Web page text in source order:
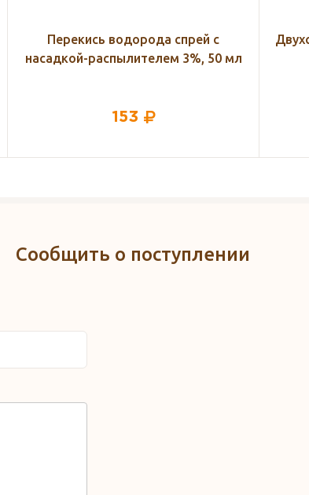
Двухслойное бумажное полотенце,
1 рулон
87
Сообщить о поступлении